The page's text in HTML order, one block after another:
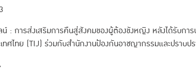
น์ : การส่งเสริมการคืนสู่สังคมของผู้ต้องขังหญิง หลังได้รับ
ทศไทย (TIJ) ร่วมกับสำนักงานป้องกันอาชญากรรมและปราบป